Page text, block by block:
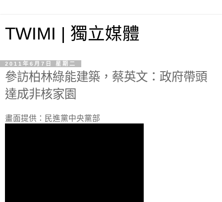
TWIMI | 獨立媒體
2011年6月7日 星期二
參訪柏林綠能建築，蔡英文：政府帶頭
達成非核家園
畫面提供：民進黨中央黨部